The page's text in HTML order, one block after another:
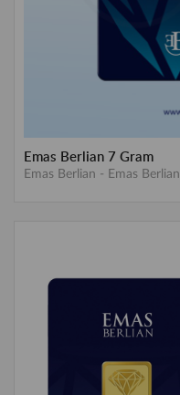
Emas Berlian 7 Gram
Emas Berlian - Emas Berlian